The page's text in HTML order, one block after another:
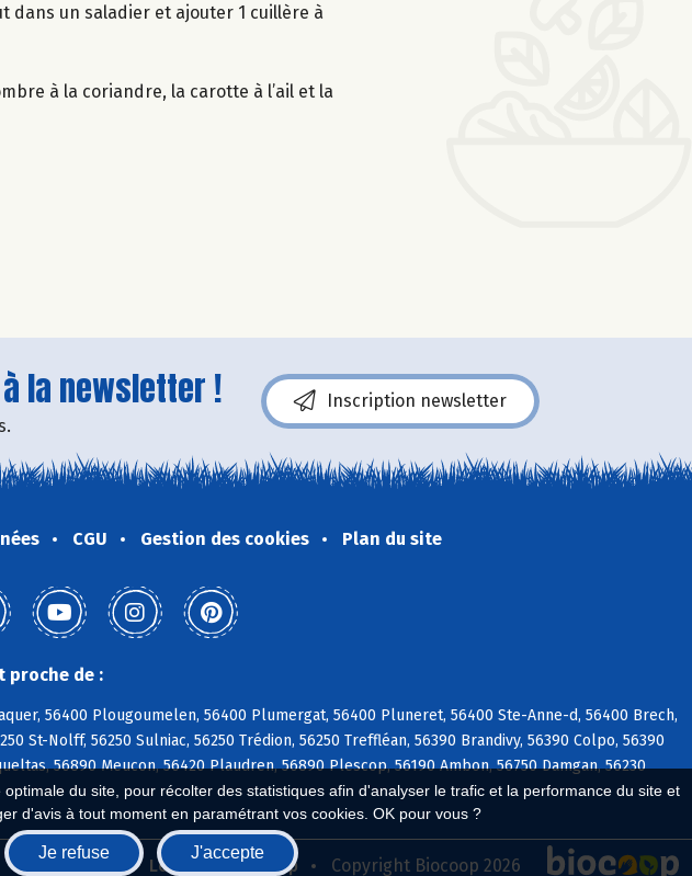
du site, pour récolter des statistiques afin d'analyser le trafic et la performance du site et
d'avis à tout moment en paramétrant vos cookies. OK pour vous ?
Je refuse J'accepte
dans un saladier et ajouter 1 cuillère à
à la coriandre, la carotte à l’ail et la
la newsletter ! Inscription newsletter
CGU Gestion des cookies Plan du site
proche de :
56400 Plougoumelen, 56400 Plumergat, 56400 Pluneret, 56400 Ste-Anne-d, 56400 Brech,
St-Nolff, 56250 Sulniac, 56250 Trédion, 56250 Treffléan, 56390 Brandivy, 56390 Colpo, 56390
56890 Meucon, 56420 Plaudren, 56890 Plescop, 56190 Ambon, 56750 Damgan, 56230
Biocoop.fr Le réseau Biocoop Copyright Biocoop 2026